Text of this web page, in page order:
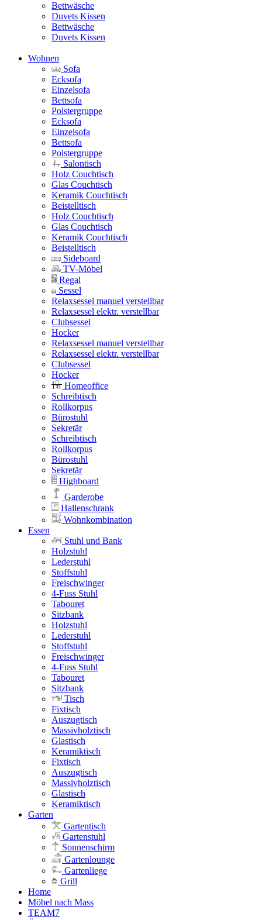
Bettwäsche
Duvets Kissen
Bettwäsche
Duvets Kissen
Wohnen
Sofa
Ecksofa
Einzelsofa
Bettsofa
Polstergruppe
Ecksofa
Einzelsofa
Bettsofa
Polstergruppe
Salontisch
Holz Couchtisch
Glas Couchtisch
Keramik Couchtisch
Beistelltisch
Holz Couchtisch
Glas Couchtisch
Keramik Couchtisch
Beistelltisch
Sideboard
TV-Möbel
Regal
Sessel
Relaxsessel manuel verstellbar
Relaxsessel elektr. verstellbar
Clubsessel
Hocker
Relaxsessel manuel verstellbar
Relaxsessel elektr. verstellbar
Clubsessel
Hocker
Homeoffice
Schreibtisch
Rollkorpus
Bürostuhl
Sekretär
Schreibtisch
Rollkorpus
Bürostuhl
Sekretär
Highboard
Garderobe
Hallenschrank
Wohnkombination
Essen
Stuhl und Bank
Holzstuhl
Lederstuhl
Stoffstuhl
Freischwinger
4-Fuss Stuhl
Tabouret
Sitzbank
Holzstuhl
Lederstuhl
Stoffstuhl
Freischwinger
4-Fuss Stuhl
Tabouret
Sitzbank
Tisch
Fixtisch
Auszugtisch
Massivholztisch
Glastisch
Keramiktisch
Fixtisch
Auszugtisch
Massivholztisch
Glastisch
Keramiktisch
Garten
Gartentisch
Gartenstuhl
Sonnenschirm
Gartenlounge
Gartenliege
Grill
Home
Möbel nach Mass
TEAM7